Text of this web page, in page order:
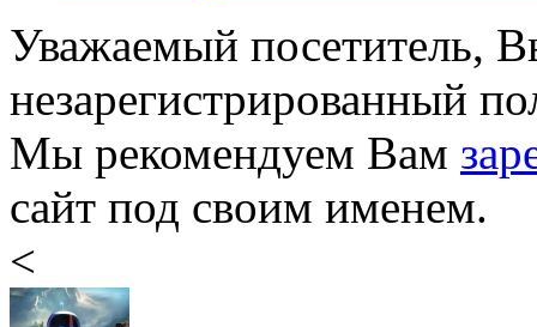
Уважаемый посетитель,
незарегистрированный
Мы рекомендуем Вам
сайт под своим именем.
<